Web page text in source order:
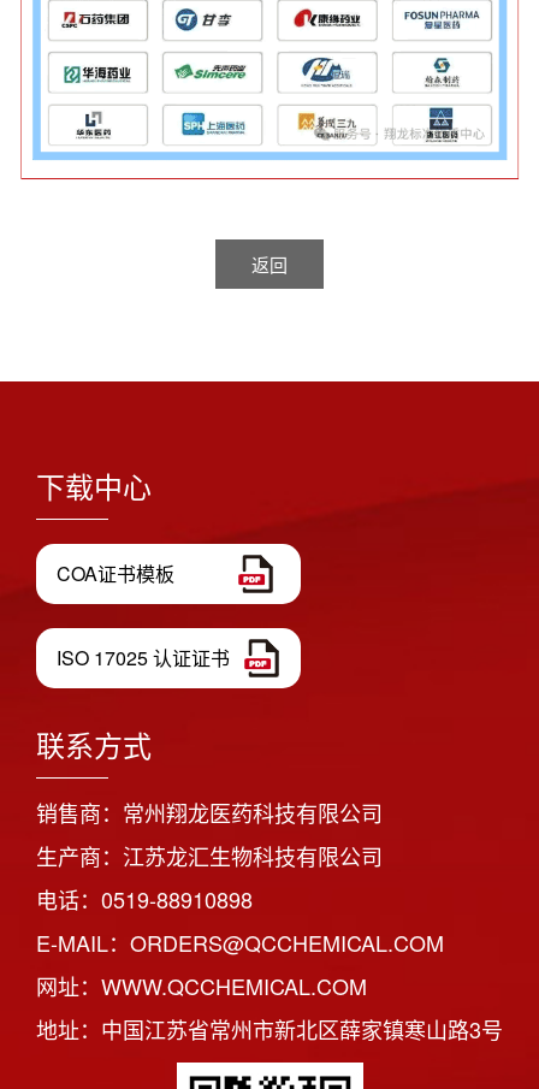
返回
下载中心
COA证书模板
ISO 17025 认证证书
联系方式
销售商：常州翔龙医药科技有限公司
生产商：江苏龙汇生物科技有限公司
电话：0519-88910898
E-MAIL：ORDERS@QCCHEMICAL.COM
网址：WWW.QCCHEMICAL.COM
地址：中国江苏省常州市新北区薛家镇寒山路3号